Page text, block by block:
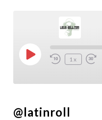
Reproducir
episodio
1x
FEED RSS
@latinroll